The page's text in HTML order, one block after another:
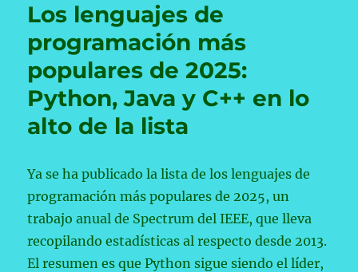
Los lenguajes de
programación más
populares de 2025:
Python, Java y C++ en lo
alto de la lista
Ya se ha publicado la lista de los lenguajes de
programación más populares de 2025, un
trabajo anual de Spectrum del IEEE, que lleva
recopilando estadísticas al respecto desde 2013.
El resumen es que Python sigue siendo el líder,